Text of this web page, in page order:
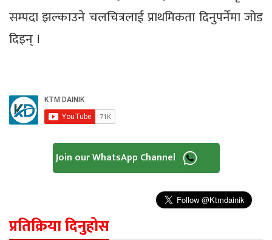
सम्पदा झल्काउने चलचित्रलाई प्राथमिकता दिनुपर्नेमा जोड
दिइन् ।
Join our WhatsApp Channel
प्रतिक्रिया दिनुहोस